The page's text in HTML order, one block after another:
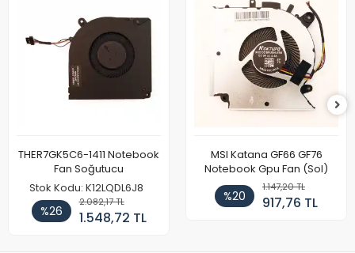
THER7GK5C6-1411 Notebook
Fan Soğutucu
Stok Kodu: K12LQDL6J8
%26
2.082,17 TL
1.548,72 TL
MSI Katana GF66 GF76
Notebook Gpu Fan (Sol)
%20
1.147,20 TL
917,76 TL